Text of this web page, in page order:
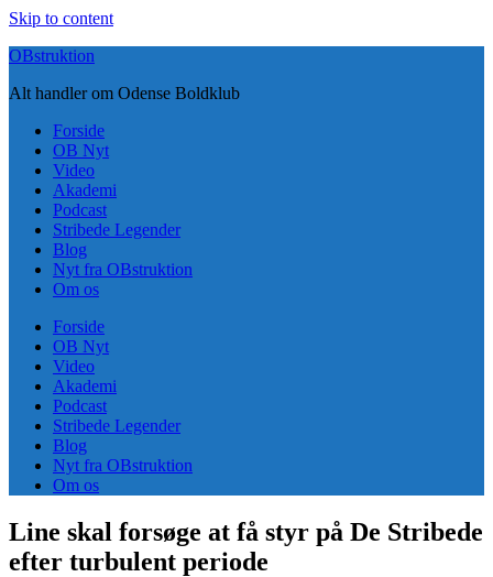
Skip to content
OBstruktion
Alt handler om Odense Boldklub
Forside
OB Nyt
Video
Akademi
Podcast
Stribede Legender
Blog
Nyt fra OBstruktion
Om os
Forside
OB Nyt
Video
Akademi
Podcast
Stribede Legender
Blog
Nyt fra OBstruktion
Om os
Line skal forsøge at få styr på De Stribede
efter turbulent periode